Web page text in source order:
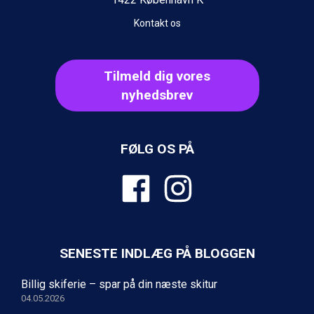
Wagrain fra DKK 4.645
Zell am See fra DKK 4.095
Livigno fra DKK 4.145
Canazei fra DKK 4.745
Ponte di Legno fra DKK 4.745
Bad Gastein fra DKK 4.195
La Thuile fra DKK 4.595
Val Thorens fra DKK 5.395
Bad Hofgastein fra DKK 5.495
Saalbach fra DKK 5.945
Champoluc fra DKK 3.795
Kontakt os
Tilmeld dig vores
nyhedsbrev
FØLG OS PÅ
SENESTE INDLÆG PÅ BLOGGEN
Billig skiferie – spar på din næste skitur
04.05.2026